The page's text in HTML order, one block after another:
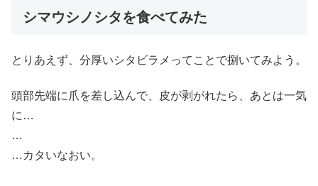
シマウシノシタを食べてみた
とりあえず、分厚いシタビラメってことで捌いてみよう。
頭部先端に爪を差し込んで、皮が剥がれたら、あとは一気
に…
…
…カタいなおい。